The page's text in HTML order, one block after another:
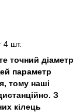
4 шт.
точний діаметр
параметр
тому наші
З
кілець